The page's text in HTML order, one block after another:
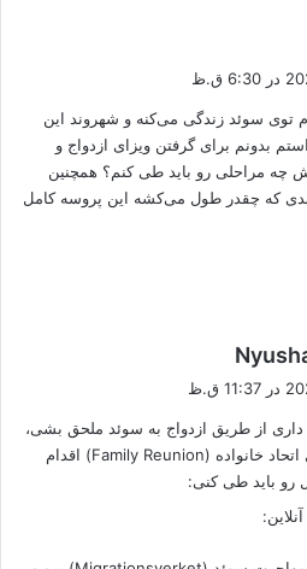
توی سوئد زندگی می‌کنه و شهروند این
بدونم برای گرفتن ویزای ازدواج و
مراحلی رو باید طی کنم؟ همچنین
که چقدر طول می‌کشه این پروسه کامل
:
از طریق ازدواج به سوئد ملحق بشی،
باید برای ویزای اتحاد خانواده (Family Reunion) اقدام
رو باید طی کنی: